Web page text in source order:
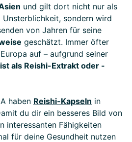
und gilt dort nicht nur als
sondern wird
von Jahren für seine
geschätzt. Immer öfter
auf – aufgrund seiner
als Reishi-Extrakt oder -
haben Reishi-Kapseln in
du dir ein besseres Bild von
interessanten Fähigkeiten
für deine Gesundheit nutzen